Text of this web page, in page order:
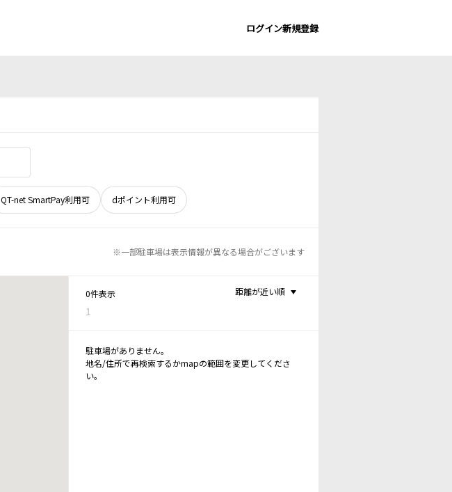
ログイン新規登録
QT-net SmartPay利用可 dポイント利用可
※一部駐車場は表示情報が異なる場合がございます
0件表示
1
距離が近い順
駐車場がありません。
地名/住所で再検索するかmapの範囲を変更してくださ
い。